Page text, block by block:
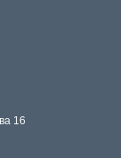
16